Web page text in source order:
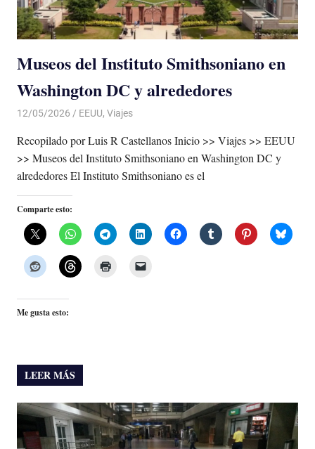
Museos del Instituto Smithsoniano en
Washington DC y alrededores
12/05/2026 De todo un Poco
EEUU, Viajes
Recopilado por Luis R Castellanos Inicio >> Viajes >> EEUU
>> Museos del Instituto Smithsoniano en Washington DC y
alrededores El Instituto Smithsoniano es el
Comparte esto:
Me gusta esto:
LEER MÁS